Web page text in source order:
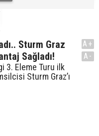
Sturm Graz
Sağladı!
3. Eleme Turu ilk
Sturm Graz’ı
A+
A-